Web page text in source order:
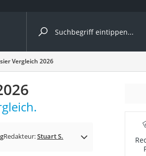
nach Kategorie
(4 Fahrräder)
Vergleich 2026
Redakteur:Stuart S.